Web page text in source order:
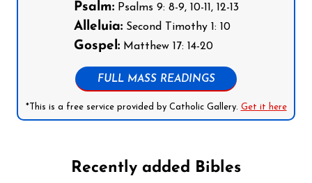
Psalm:Psalms 9: 8-9, 10-11, 12-13
Alleluia:Second Timothy 1: 10
Gospel:Matthew 17: 14-20
FULL MASS READINGS
*This is a free service provided by Catholic Gallery. Get it here
Recently added Bibles